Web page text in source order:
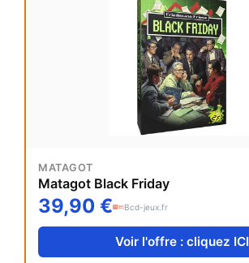
MATAGOT
Matagot Black Friday
39,90 € Bcd-jeux.fr
Voir l'offre : cliquez ICI